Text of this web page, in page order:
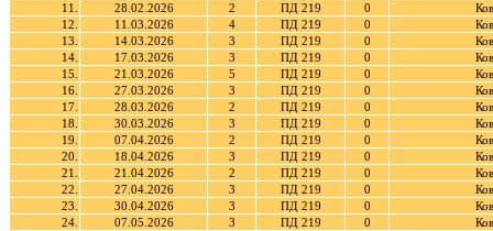
11.
28.02.2026 2 ПД 219 0
12.
11.03.2026 4 ПД 219 0
13.
14.03.2026 3 ПД 219 0
14.
17.03.2026 3 ПД 219 0
15.
21.03.2026 5 ПД 219 0
16.
27.03.2026 3 ПД 219 0
17.
28.03.2026 2 ПД 219 0
18.
30.03.2026 3 ПД 219 0
19.
07.04.2026 2 ПД 219 0
20.
18.04.2026 3 ПД 219 0
21.
21.04.2026 2 ПД 219 0
22.
27.04.2026 3 ПД 219 0
23.
30.04.2026 3 ПД 219 0
24.
07.05.2026 3 ПД 219 0